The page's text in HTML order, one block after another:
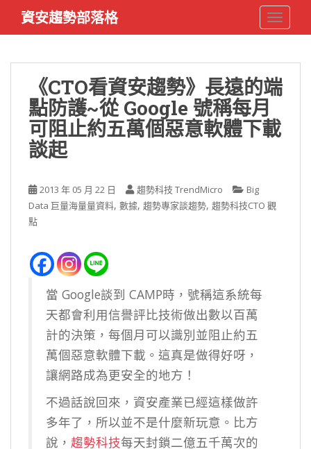
i
資安趨勢部落格
《CTO看資安趨勢》長遠的端
點防護~從 Google 號稱每月
可阻止約五萬個惡意軟體下載
談起
2013 年 05 月 22 日 趨勢科技 TrendMicro
Big
Data 巨量海量量資料, 數據, 趨勢專家談趨勢, 趨勢科技CTO 觀
點
當 Google談到 CAMP時，號稱這系統每
天都會利用信譽評比技術做出數以百萬
計的決策，每個月可以識別並阻止約五
萬個惡意軟體下載。這真是做得好呀，
讓網路成為更安全的地方！
不過話說回來，資安產業已經這樣做許
多年了，所以並不是什麼新玩意。比方
說， 趨勢科技每天封鎖二億五千萬次的